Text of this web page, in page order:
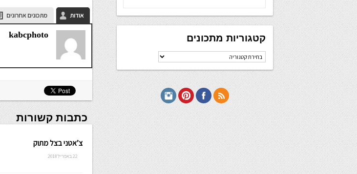
אודות מתכונים אחרונים
kabcphoto
כתבות קשורות
צ’אטני בצל מתוק
22 באפריל 2018
קטגוריות מתכונים
קטגוריות
מתכונים